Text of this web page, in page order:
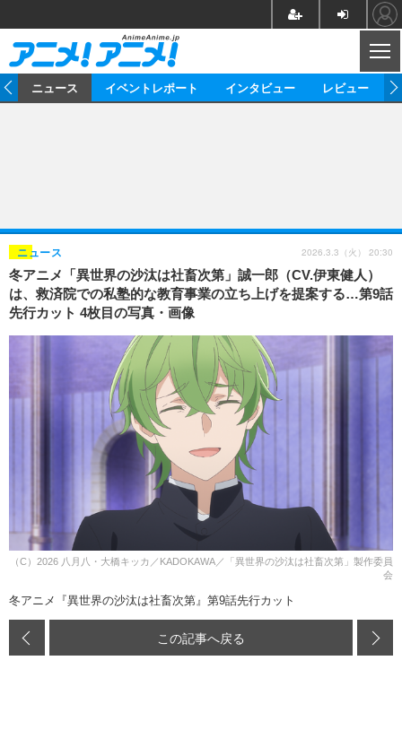
ゲーム グッズ
イベント
海外イベント ビジネス
俳優・タレント アーティスト
ビジネス
アニメ 実写
書評
動画
アニメ
アニメ！アニメ！TV ABEMA Cafe
連載・コラム
ニュース イベントレポート インタビュー レビュー
冬アニメ「異世界の沙汰は社畜次第」誠一郎（CV.伊東健人）
は、救済院での私塾的な教育事業の立ち上げを提案する…第9話
先行カット 4枚目の写真・画像
ニュース 2026.3.3（火） 20:30
（C）2026 八月八・大橋キッカ／KADOKAWA／「異世界の沙汰は社畜次第」製作委員
会
冬アニメ『異世界の沙汰は社畜次第』第9話先行カット
この記事へ戻る